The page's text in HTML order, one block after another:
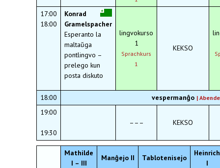
17:00
18:00
Konrad
Gramelspacher
Esperanto la
maltaŭga
pontlingvo –
prelego kun
posta diskuto
lingvokurso
1
Sprachkurs
1
KEKSO
18:00 vespermanĝo |
19:00
19:30
––– KEKSO
Mathilde
I – III
Manĝejo II Tablotenisejo
Heinrich
I